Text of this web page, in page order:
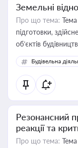
Земельні
Про що тема:
підготовки,
об’єктів
Будівельна
Резонансний
реакції та
Про що тема: